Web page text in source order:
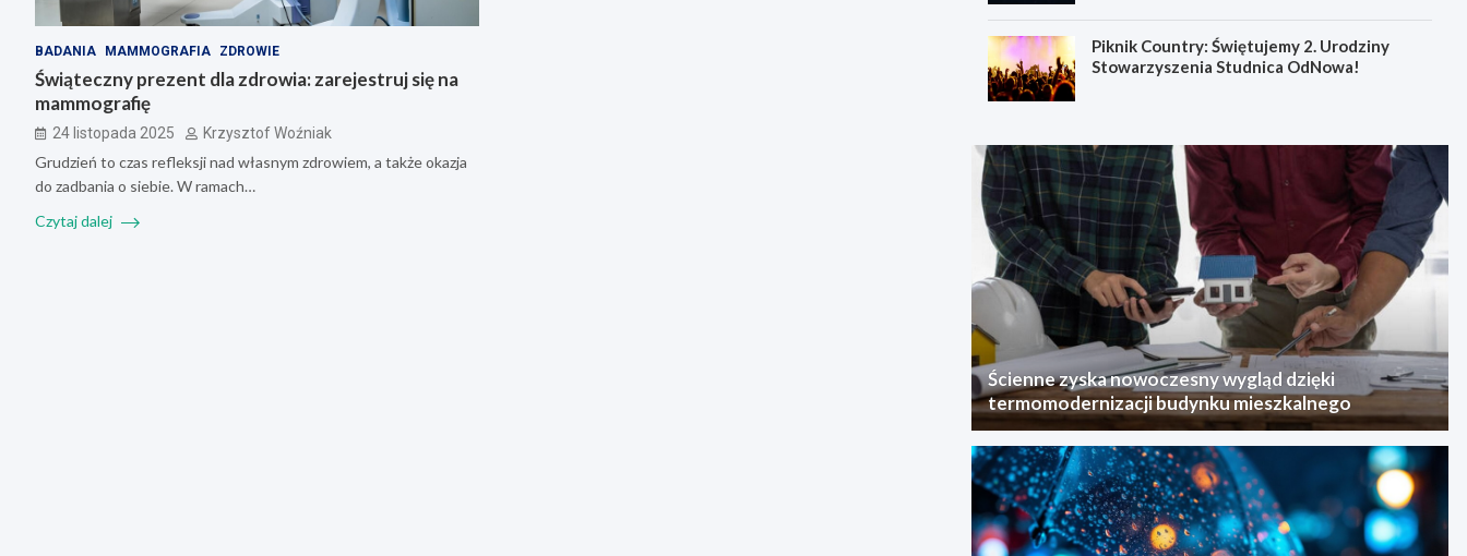
BADANIA MAMMOGRAFIA ZDROWIE
Świąteczny prezent dla zdrowia: zarejestruj się na
mammografię
24 listopada 2025 Krzysztof Woźniak
Grudzień to czas refleksji nad własnym zdrowiem, a także okazja
do zadbania o siebie. W ramach…
Czytaj dalej
Piknik Country: Świętujemy 2. Urodziny
Stowarzyszenia Studnica OdNowa!
Ścienne zyska nowoczesny wygląd dzięki
termomodernizacji budynku mieszkalnego